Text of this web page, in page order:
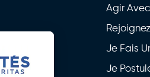
Agir
Je Fais
Je